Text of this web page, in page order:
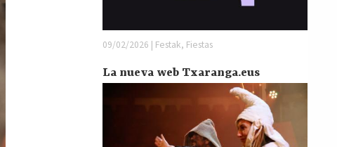
09/02/2026 | Festak, Fiestas
La nueva web Txaranga.eus